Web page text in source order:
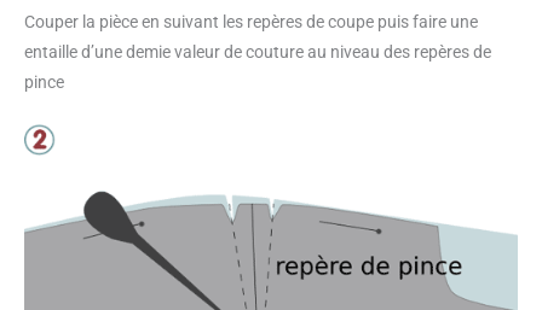
Couper la pièce en suivant les repères de coupe puis faire une
entaille d’une demie valeur de couture au niveau des repères de
pince